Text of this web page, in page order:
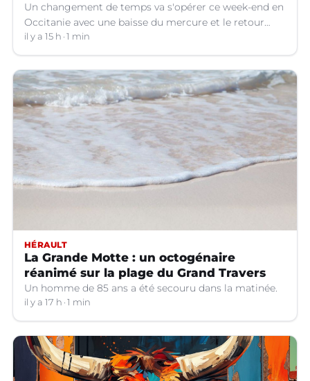
Un changement de temps va s'opérer ce week-end en
Occitanie avec une baisse du mercure et le retour
d'orages dans certains départements.
il y a 15 h 1 min
HÉRAULT
La Grande Motte : un octogénaire
réanimé sur la plage du Grand Travers
Un homme de 85 ans a été secouru dans la matinée.
il y a 17 h 1 min